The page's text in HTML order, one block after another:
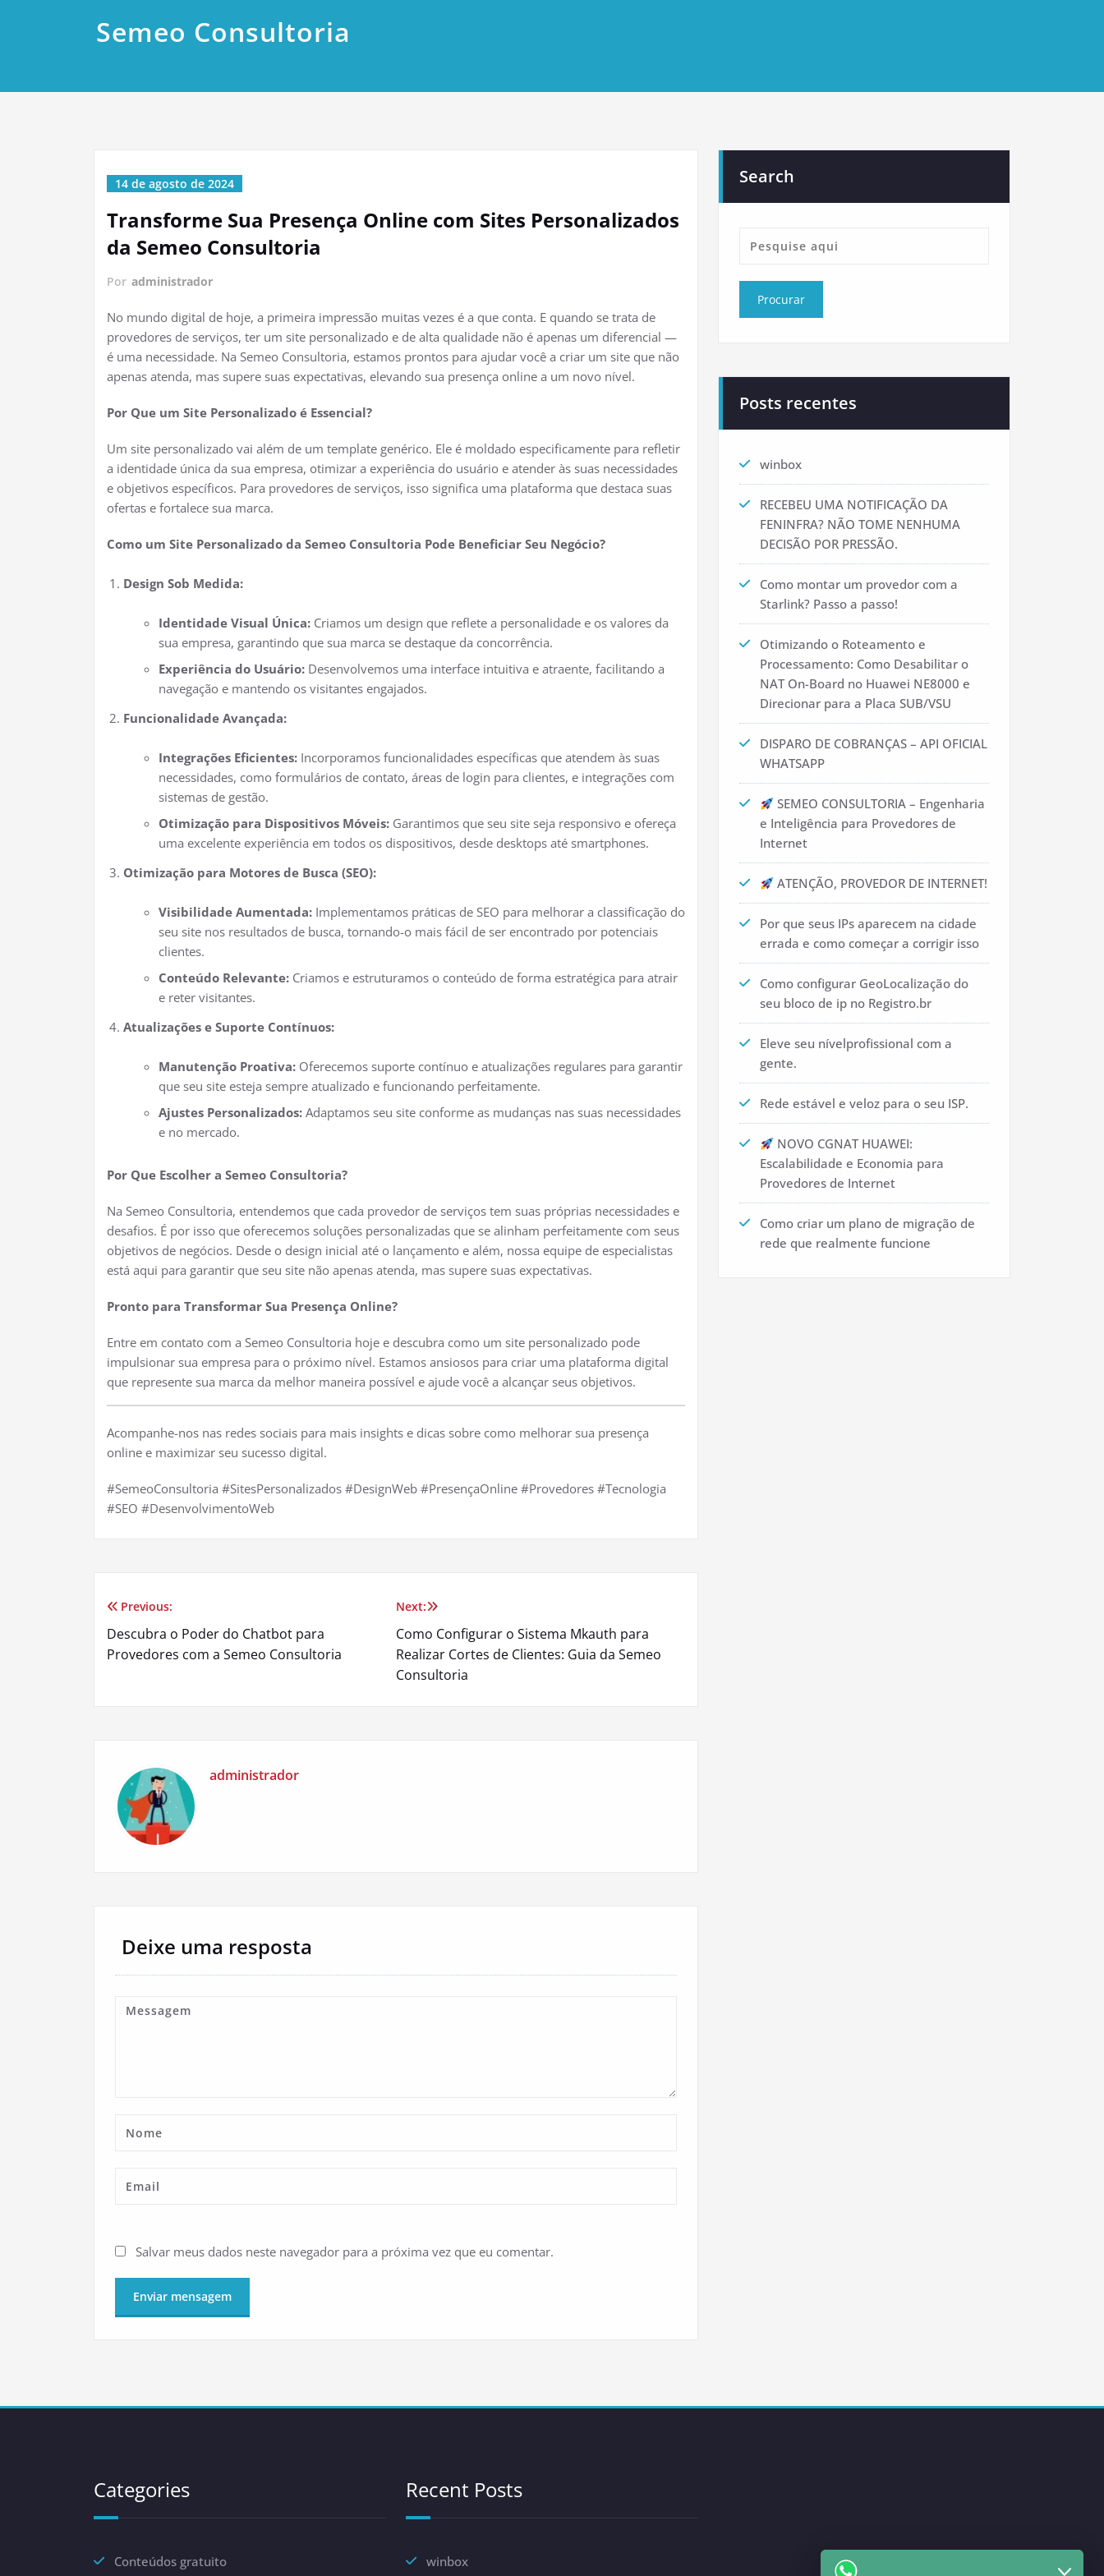
Semeo Consultoria
14 de agosto de 2024
Transforme Sua Presença Online com Sites Personalizados
da Semeo Consultoria
Por administrador
No mundo digital de hoje, a primeira impressão muitas vezes é a que conta. E quando se trata de
provedores de serviços, ter um site personalizado e de alta qualidade não é apenas um diferencial —
é uma necessidade. Na Semeo Consultoria, estamos prontos para ajudar você a criar um site que não
apenas atenda, mas supere suas expectativas, elevando sua presença online a um novo nível.
Por Que um Site Personalizado é Essencial?
Um site personalizado vai além de um template genérico. Ele é moldado especificamente para refletir
a identidade única da sua empresa, otimizar a experiência do usuário e atender às suas necessidades
e objetivos específicos. Para provedores de serviços, isso significa uma plataforma que destaca suas
ofertas e fortalece sua marca.
Como um Site Personalizado da Semeo Consultoria Pode Beneficiar Seu Negócio?
Design Sob Medida:
Identidade Visual Única:Criamos um design que reflete a personalidade e os valores da
sua empresa, garantindo que sua marca se destaque da concorrência.
Experiência do Usuário:Desenvolvemos uma interface intuitiva e atraente, facilitando a
navegação e mantendo os visitantes engajados.
Funcionalidade Avançada:
Integrações Eficientes:Incorporamos funcionalidades específicas que atendem às suas
necessidades, como formulários de contato, áreas de login para clientes, e integrações com
sistemas de gestão.
Otimização para Dispositivos Móveis:Garantimos que seu site seja responsivo e ofereça
uma excelente experiência em todos os dispositivos, desde desktops até smartphones.
Otimização para Motores de Busca (SEO):
Visibilidade Aumentada:Implementamos práticas de SEO para melhorar a classificação do
seu site nos resultados de busca, tornando-o mais fácil de ser encontrado por potenciais
clientes.
Conteúdo Relevante:Criamos e estruturamos o conteúdo de forma estratégica para atrair
e reter visitantes.
Atualizações e Suporte Contínuos:
Manutenção Proativa:Oferecemos suporte contínuo e atualizações regulares para garantir
que seu site esteja sempre atualizado e funcionando perfeitamente.
Ajustes Personalizados:Adaptamos seu site conforme as mudanças nas suas necessidades
e no mercado.
Por Que Escolher a Semeo Consultoria?
Na Semeo Consultoria, entendemos que cada provedor de serviços tem suas próprias necessidades e
desafios. É por isso que oferecemos soluções personalizadas que se alinham perfeitamente com seus
objetivos de negócios. Desde o design inicial até o lançamento e além, nossa equipe de especialistas
está aqui para garantir que seu site não apenas atenda, mas supere suas expectativas.
Pronto para Transformar Sua Presença Online?
Entre em contato com a Semeo Consultoria hoje e descubra como um site personalizado pode
impulsionar sua empresa para o próximo nível. Estamos ansiosos para criar uma plataforma digital
que represente sua marca da melhor maneira possível e ajude você a alcançar seus objetivos.
Acompanhe-nos nas redes sociais para mais insights e dicas sobre como melhorar sua presença
online e maximizar seu sucesso digital.
#SemeoConsultoria #SitesPersonalizados #DesignWeb #PresençaOnline #Provedores #Tecnologia
#SEO #DesenvolvimentoWeb
Navegação
de
Previous:
Descubra o Poder do Chatbot para
Provedores com a Semeo Consultoria
Next:
Como Configurar o Sistema Mkauth para
Realizar Cortes de Clientes: Guia da Semeo
Consultoria
administrador
Deixe uma resposta
Salvar meus dados neste navegador para a próxima vez que eu comentar.
Search
Posts recentes
winbox
RECEBEU UMA NOTIFICAÇÃO DA
FENINFRA? NÃO TOME NENHUMA
DECISÃO POR PRESSÃO.
Como montar um provedor com a
Starlink? Passo a passo!
Otimizando o Roteamento e
Processamento: Como Desabilitar o
NAT On-Board no Huawei NE8000 e
Direcionar para a Placa SUB/VSU
DISPARO DE COBRANÇAS – API OFICIAL
WHATSAPP
SEMEO CONSULTORIA – Engenharia
e Inteligência para Provedores de
Internet
ATENÇÃO, PROVEDOR DE INTERNET!
Por que seus IPs aparecem na cidade
errada e como começar a corrigir isso
Como configurar GeoLocalização do
seu bloco de ip no Registro.br
Eleve seu nívelprofissional com a
gente.
Rede estável e veloz para o seu ISP.
NOVO CGNAT HUAWEI:
Escalabilidade e Economia para
Provedores de Internet
Como criar um plano de migração de
rede que realmente funcione
Categories
Conteúdos gratuito
Recent Posts
winbox